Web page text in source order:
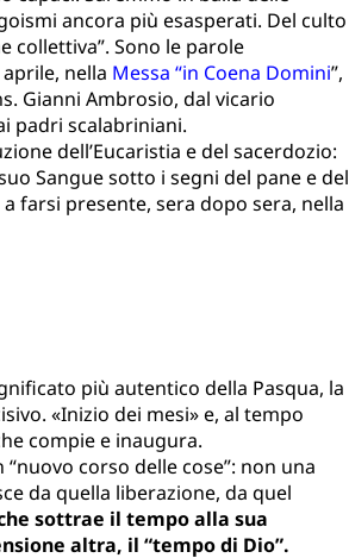
ancora più esasperati. Del culto
collettiva”. Sono le parole
nella Messa “in Coena Domini”,
Gianni Ambrosio, dal vicario
padri scalabriniani.
dell’Eucaristia e del sacerdozio:
Sangue sotto i segni del pane e del
farsi presente, sera dopo sera, nella
più autentico della Pasqua, la
«Inizio dei mesi» e, al tempo
compie e inaugura.
corso delle cose”: non una
da quella liberazione, da quel
sottrae il tempo alla sua
altra, il “tempo di Dio”.